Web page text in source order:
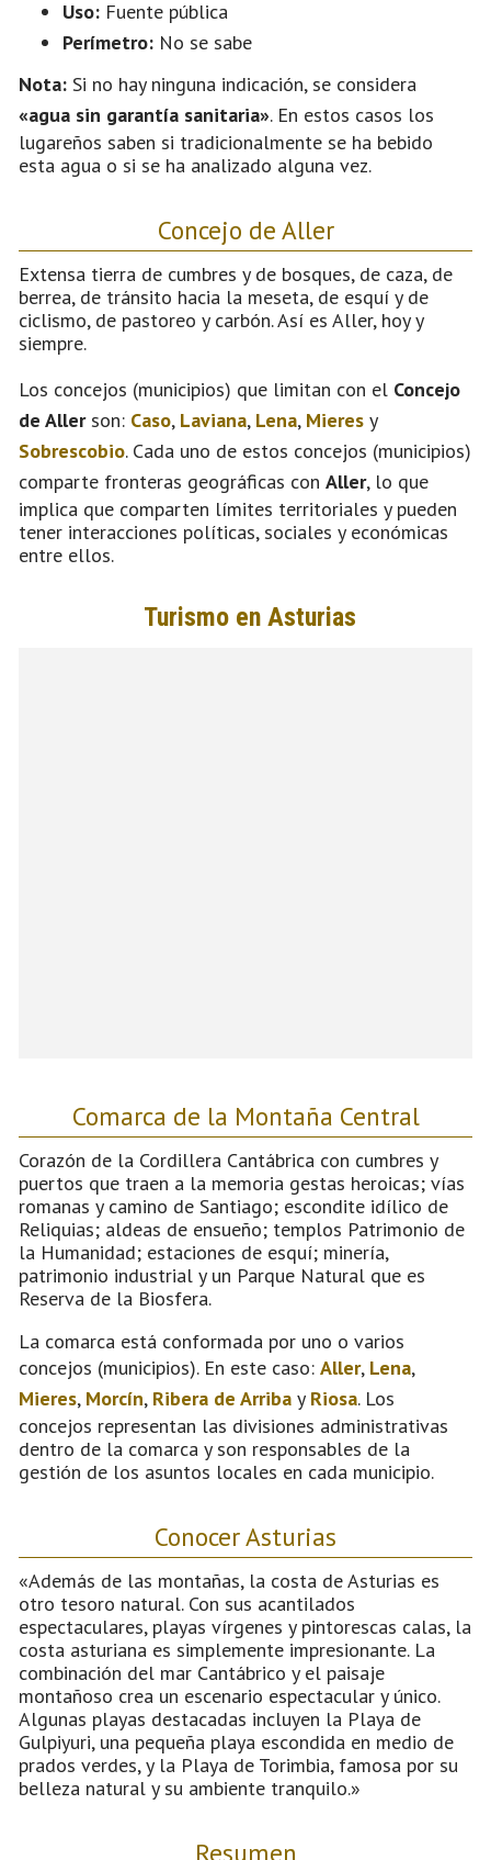
Uso: Fuente pública
Perímetro: No se sabe
Nota: Si no hay ninguna indicación, se considera
«agua sin garantía sanitaria». En estos casos los
lugareños saben si tradicionalmente se ha bebido
esta agua o si se ha analizado alguna vez.
Concejo de Aller
Extensa tierra de cumbres y de bosques, de caza, de
berrea, de tránsito hacia la meseta, de esquí y de
ciclismo, de pastoreo y carbón. Así es Aller, hoy y
siempre.
Los concejos (municipios) que limitan con el Concejo
de Allerson: Caso, Laviana, Lena, Mieres y
Sobrescobio. Cada uno de estos concejos (municipios)
comparte fronteras geográficas con Aller, lo que
implica que comparten límites territoriales y pueden
tener interacciones políticas, sociales y económicas
entre ellos.
Comarca de la Montaña Central
Corazón de la Cordillera Cantábrica con cumbres y
puertos que traen a la memoria gestas heroicas; vías
romanas y camino de Santiago; escondite idílico de
Reliquias; aldeas de ensueño; templos Patrimonio de
la Humanidad; estaciones de esquí; minería,
patrimonio industrial y un Parque Natural que es
Reserva de la Biosfera.
La comarca está conformada por uno o varios
concejos (municipios). En este caso: Aller, Lena,
Mieres, Morcín, Ribera de Arriba y Riosa. Los
concejos representan las divisiones administrativas
dentro de la comarca y son responsables de la
gestión de los asuntos locales en cada municipio.
Conocer Asturias
«Además de las montañas, la costa de Asturias es
otro tesoro natural. Con sus acantilados
espectaculares, playas vírgenes y pintorescas calas, la
costa asturiana es simplemente impresionante. La
combinación del mar Cantábrico y el paisaje
montañoso crea un escenario espectacular y único.
Algunas playas destacadas incluyen la Playa de
Gulpiyuri, una pequeña playa escondida en medio de
prados verdes, y la Playa de Torimbia, famosa por su
belleza natural y su ambiente tranquilo.»
Resumen